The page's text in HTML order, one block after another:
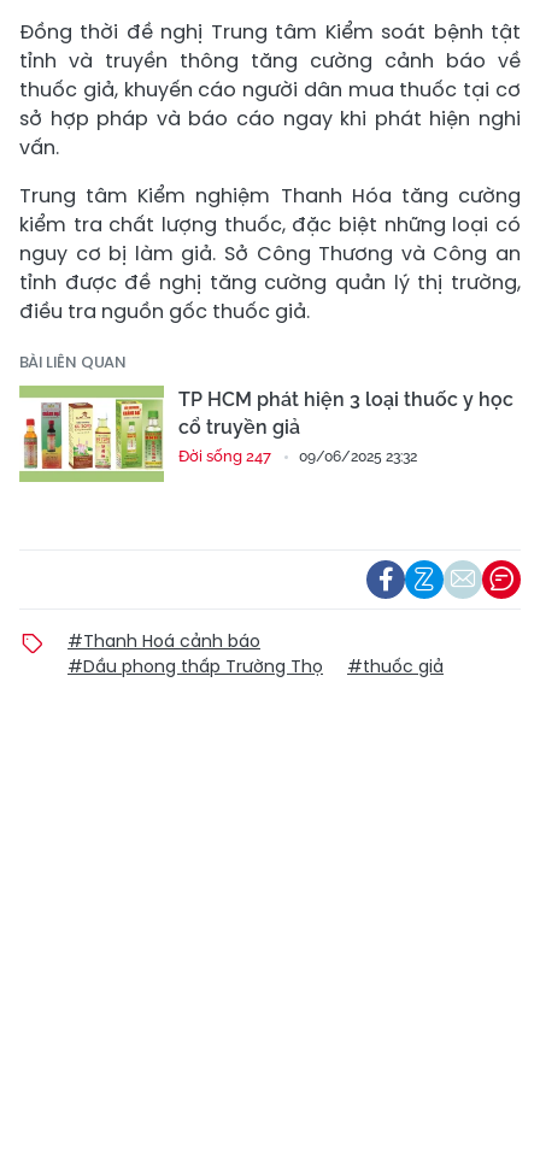
Đồng thời đề nghị Trung tâm Kiểm soát bệnh tật
tỉnh và truyền thông tăng cường cảnh báo về
thuốc giả, khuyến cáo người dân mua thuốc tại cơ
sở hợp pháp và báo cáo ngay khi phát hiện nghi
vấn.
Trung tâm Kiểm nghiệm Thanh Hóa tăng cường
kiểm tra chất lượng thuốc, đặc biệt những loại có
nguy cơ bị làm giả. Sở Công Thương và Công an
tỉnh được đề nghị tăng cường quản lý thị trường,
điều tra nguồn gốc thuốc giả.
BÀI LIÊN QUAN
TP HCM phát hiện 3 loại thuốc y học
cổ truyền giả
Đời sống 247 09/06/2025 23:32
#Thanh Hoá cảnh báo
#Dầu phong thấp Trường Thọ
#thuốc giả